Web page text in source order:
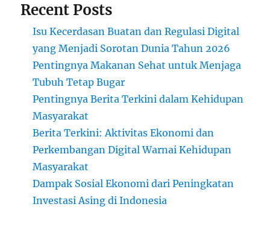
Recent Posts
Isu Kecerdasan Buatan dan Regulasi Digital
yang Menjadi Sorotan Dunia Tahun 2026
Pentingnya Makanan Sehat untuk Menjaga
Tubuh Tetap Bugar
Pentingnya Berita Terkini dalam Kehidupan
Masyarakat
Berita Terkini: Aktivitas Ekonomi dan
Perkembangan Digital Warnai Kehidupan
Masyarakat
Dampak Sosial Ekonomi dari Peningkatan
Investasi Asing di Indonesia